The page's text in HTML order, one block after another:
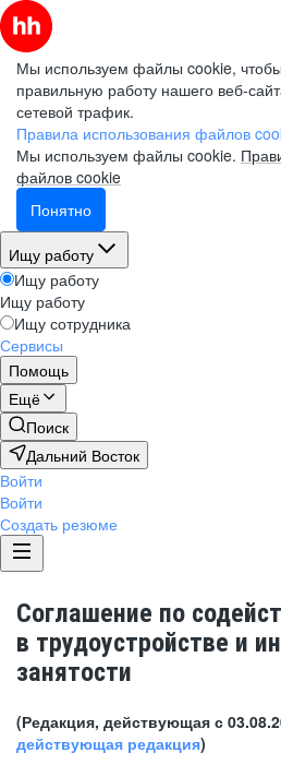
Мы используем файлы cookie,
правильную работу нашего веб-
сетевой трафик.
Правила использования файлов
Мы используем файлы cookie.
файлов cookie
Понятно
Ищу работу
Ищу работу
Ищу работу
Ищу сотрудника
Сервисы
Помощь
Ещё
Поиск
Дальний Восток
Войти
Войти
Создать резюме
Соглашение по
в трудоустройстве и
занятости
(Редакция, действующая с
действующая редакция)